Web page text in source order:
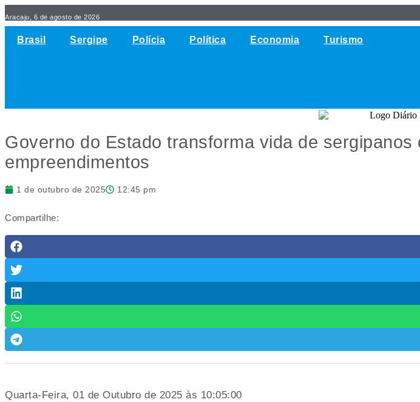
Aracaju, 6 de agosto de 2026
Brasil Sergipe Polícia Política Economia Turismo
Governo do Estado transforma vida de
empreendimentos
1 de outubro de 2025 12:45 pm
Compartilhe:
Quarta-Feira, 01 de Outubro de 2025 às 10:05:00